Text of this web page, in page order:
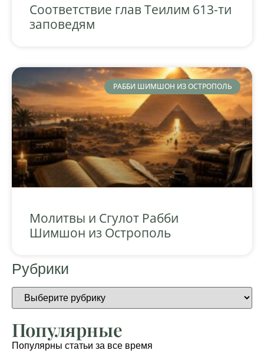
Соответствие глав Теилим 613-ти
заповедям
РАББИ ШИМШОН ИЗ ОСТРОПОЛЬ
Молитвы и Сгулот Рабби
Шимшон из Острополь
Рубрики
Популярные
Популярны статьи за все время